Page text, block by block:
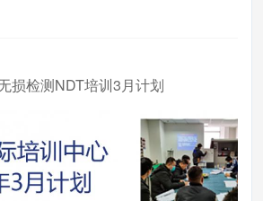
损检测NDT培训3月计划